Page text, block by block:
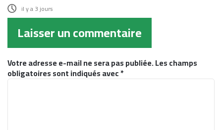
il y a 3 jours
Laisser un commentaire
Votre adresse e-mail ne sera pas publiée.Les champs
obligatoires sont indiqués avec*
C